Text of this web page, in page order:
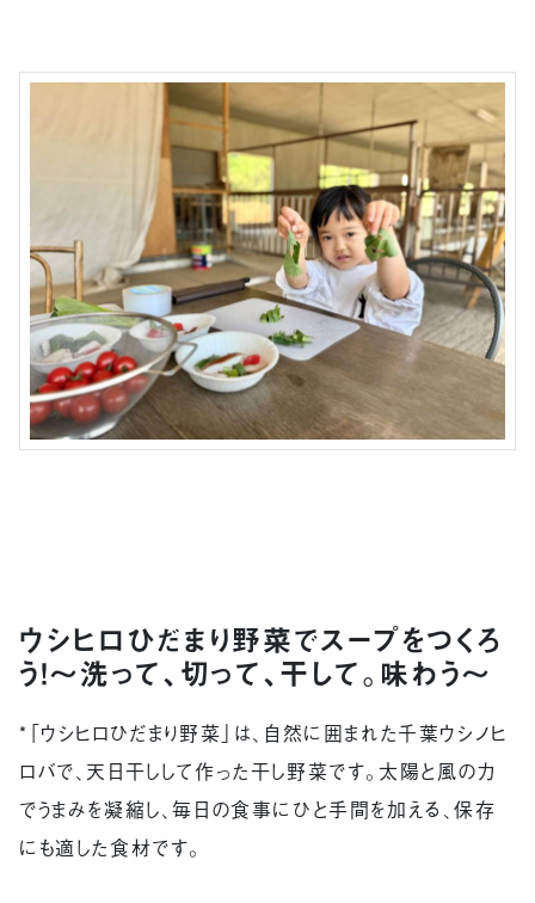
ウシヒロひだまり野菜でスープをつくろ
う！〜洗って、切って、干して。味わう〜
*「ウシヒロひだまり野菜」は、自然に囲まれた千葉ウシノヒ
ロバで、天日干しして作った干し野菜です。太陽と風の力
でうまみを凝縮し、毎日の食事にひと手間を加える、保存
にも適した食材です。